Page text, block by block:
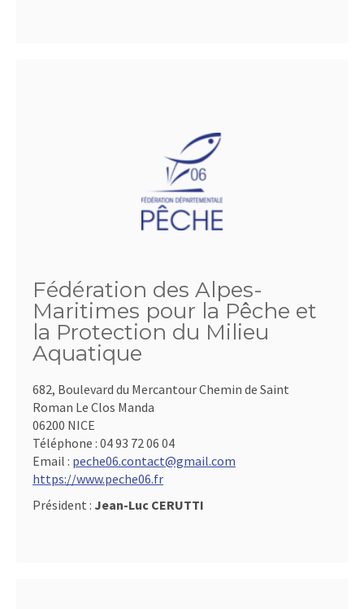
Fédération des Alpes-
Maritimes pour la Pêche et
la Protection du Milieu
Aquatique
682, Boulevard du Mercantour Chemin de Saint
Roman Le Clos Manda
06200 NICE
Téléphone : 04 93 72 06 04
Email : peche06.contact@gmail.com
https://www.peche06.fr
Président : Jean-Luc CERUTTI